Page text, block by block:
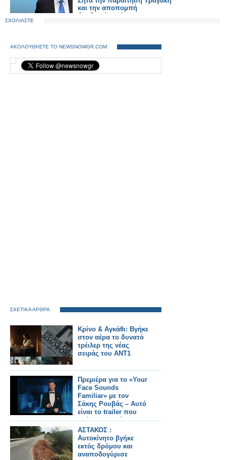
και την αποπομπή
Θεοδωρόπουλου
ΣΧΟΛΙΑΣΤΕ
ΑΚΟΛΟΥΘΗΣΤΕ ΤΟ NEWSNOWGR.COM
ΣΧΕΤΙΚΑ ΑΡΘΡΑ
Κρίνο & Αγκάθι: Βγήκε
στον αέρα το δυνατό
τρέιλερ της νέας
σειράς του ΑΝΤ1
Πρεμιέρα για το «Your
Face Sounds
Familiar» με τον
Σάκης Ρουβάς – Αυτό
είναι το trailer που
βγήκε στον αέρα
ΑΣΤΑΚΟΣ :
Αυτοκίνητο βγήκε
εκτός δρόμου και
αναποδογύρισε